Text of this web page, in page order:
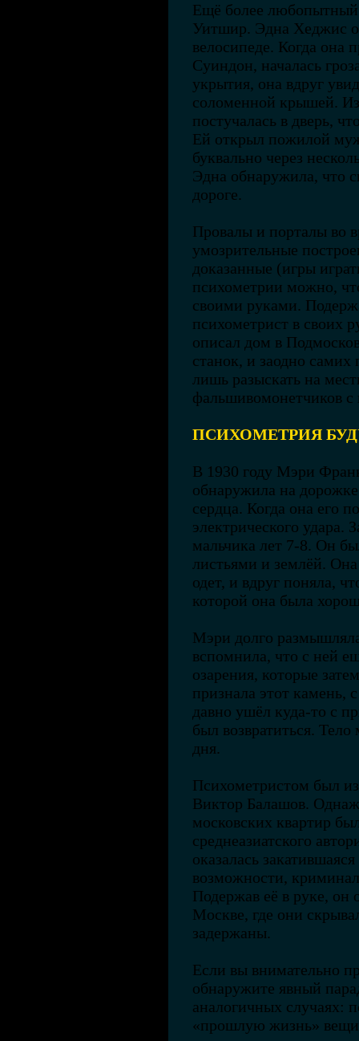
Ещё более любопытный
Уитшир. Эдна Хеджис
велосипеде. Когда она
Суиндон, началась
укрытия, она вдруг
соломенной крышей.
постучалась в дверь,
Ей открыл пожилой
буквально через
Эдна обнаружила, что
дороге.
Провалы и порталы во
умозрительные
доказанные (игры
психометрии можно,
своими руками.
психометрист в своих
описал дом в
станок, и заодно
лишь разыскать на
фальшивомонетчиков
ПСИХОМЕТРИЯ
В 1930 году Мэри
обнаружила на
сердца. Когда она его
электрического удара.
мальчика лет 7-8. Он
листьями и землёй.
одет, и вдруг поняла,
которой она была
Мэри долго
вспомнила, что с ней
озарения, которые
признала этот камень,
давно ушёл куда-то с
был возвратиться.
дня.
Психометристом был
Виктор Балашов.
московских квартир
среднеазиатского
оказалась
возможности,
Подержав её в руке, он
Москве, где они
задержаны.
Если вы внимательно
обнаружите явный
аналогичных случаях:
«прошлую жизнь»